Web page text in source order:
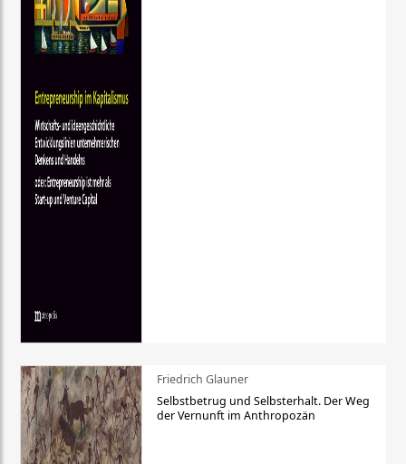
Friedrich Glauner
Selbstbetrug und Selbsterhalt. Der Weg
der Vernunft im Anthropozän